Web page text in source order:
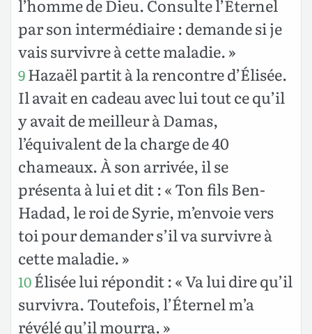
l’homme de Dieu. Consulte l’Éternel
par son intermédiaire : demande si je
vais survivre à cette maladie. »
9Hazaël partit à la rencontre d’Élisée.
Il avait en cadeau avec lui tout ce qu’il
y avait de meilleur à Damas,
l’équivalent de la charge de 40
chameaux. À son arrivée, il se
présenta à lui et dit : « Ton fils Ben-
Hadad, le roi de Syrie, m’envoie vers
toi pour demander s’il va survivre à
cette maladie. »
10Élisée lui répondit : « Va lui dire qu’il
survivra. Toutefois, l’Éternel m’a
révélé qu’il mourra. »